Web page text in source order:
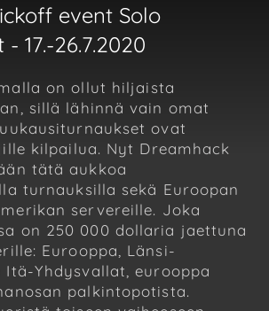
event Solo
17.-26.7.2020
on ollut hiljaista
sillä lähinnä vain omat
ovat
kilpailua. Nyt Dreamhack
tätä aukkoa
turnauksilla sekä Euroopan
servereille. Joka
on 250 000 dollaria jaettuna
Eurooppa, Länsi-
Yhdysvallat, eurooppa
palkintopotista.